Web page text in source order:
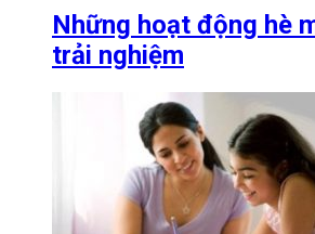
Những hoạt động hè
trải nghiệm